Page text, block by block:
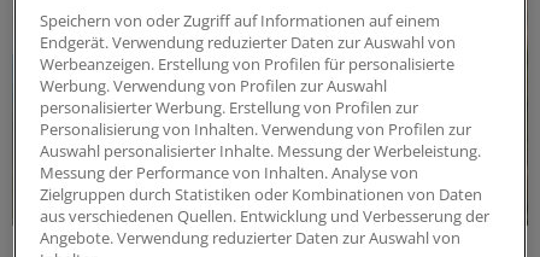
Impflücken bei Chronikern
Speichern von oder Zugriff auf Informationen auf einem
Endgerät. Verwendung reduzierter Daten zur Auswahl von
Werbeanzeigen. Erstellung von Profilen für personalisierte
Werbung. Verwendung von Profilen zur Auswahl
personalisierter Werbung. Erstellung von Profilen zur
Personalisierung von Inhalten. Verwendung von Profilen zur
Auswahl personalisierter Inhalte. Messung der Werbeleistung.
Messung der Performance von Inhalten. Analyse von
Zielgruppen durch Statistiken oder Kombinationen von Daten
aus verschiedenen Quellen. Entwicklung und Verbesserung der
Angebote. Verwendung reduzierter Daten zur Auswahl von